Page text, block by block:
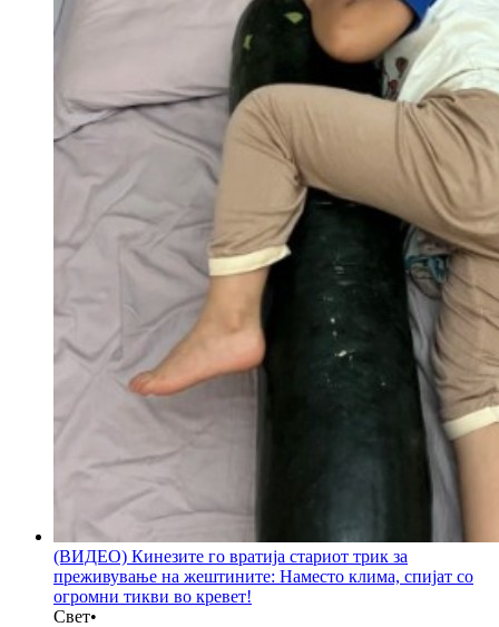
(ВИДЕО) Кинезите го вратија стариот трик за
преживување на жештините: Наместо клима, спијат со
огромни тикви во кревет!
Свет•